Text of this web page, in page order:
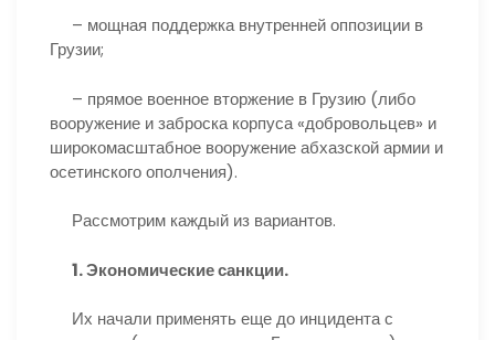
– мощная поддержка внутренней оппозиции в
Грузии;
– прямое военное вторжение в Грузию (либо
вооружение и заброска корпуса «добровольцев» и
широкомасштабное вооружение абхазской армии и
осетинского ополчения).
Рассмотрим каждый из вариантов.
1. Экономические санкции.
Их начали применять еще до инцидента с